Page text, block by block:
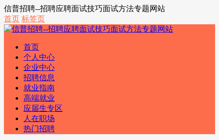
信普招聘--招聘应聘面试技巧面试方法专题网站
首页 标签页
首页
个人中心
企业中心
招聘信息
就业指南
高端就业
应届生专区
人在职场
热门招聘